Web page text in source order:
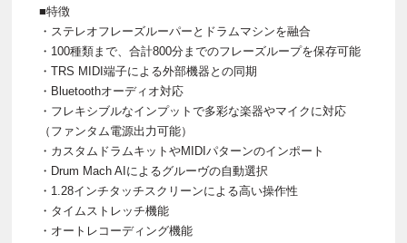
■特徴
・ステレオフレーズルーパーとドラムマシンを融合
・100種類まで、合計800分までのフレーズループを保存可能
・TRS MIDI端子による外部機器との同期
・Bluetoothオーディオ対応
・フレキシブルなインプットで多彩な楽器やマイクに対応
（ファンタム電源出力可能）
・カスタムドラムキットやMIDIパターンのインポート
・Drum Mach AIによるグルーヴの自動選択
・1.28インチタッチスクリーンによる高い操作性
・タイムストレッチ機能
・オートレコーディング機能